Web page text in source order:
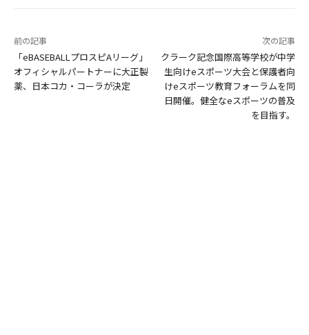
前の記事
「eBASEBALLプロスピAリーグ」
オフィシャルパートナーに大正製
薬、日本コカ・コーラが決定
次の記事
クラーク記念国際高等学校が中学
生向けeスポーツ大会と保護者向
けeスポーツ教育フォーラムを同
日開催。健全なeスポーツの普及
を目指す。